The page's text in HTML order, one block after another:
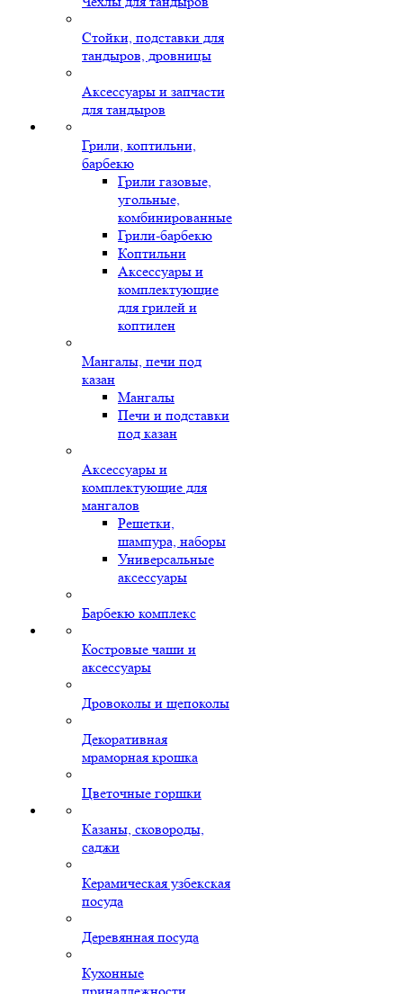
Стойки, подставки для
тандыров, дровницы
Аксессуары и запчасти
для тандыров
Грили, коптильни,
барбекю
Грили газовые,
угольные,
комбинированные
Грили-барбекю
Коптильни
Аксессуары и
комплектующие
для грилей и
коптилен
Мангалы, печи под
казан
Мангалы
Печи и подставки
под казан
Аксессуары и
комплектующие для
мангалов
Решетки,
шампура, наборы
Универсальные
аксессуары
Барбекю комплекс
Костровые чаши и
аксессуары
Дровоколы и щепоколы
Декоративная
мраморная крошка
Цветочные горшки
Казаны, сковороды,
саджи
Керамическая узбекская
посуда
Деревянная посуда
Кухонные